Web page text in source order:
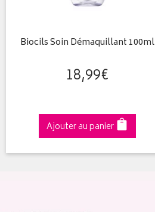
Biocils Soin Démaquillant 100ml
18,99€
Ajouter au panier